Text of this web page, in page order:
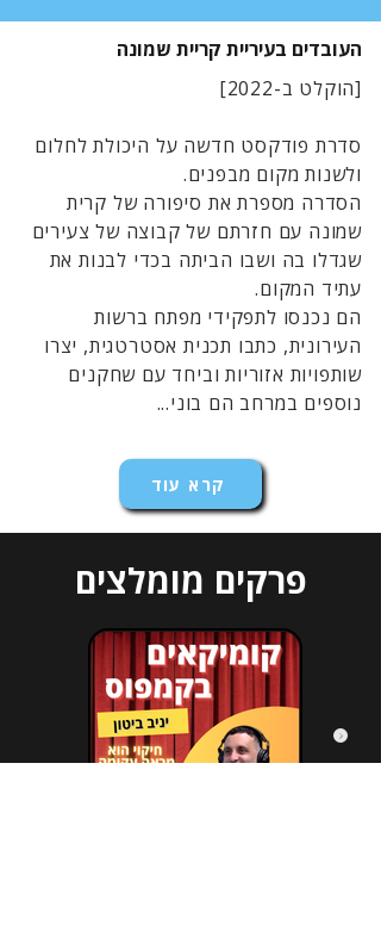
העובדים בעיריית קריית שמונה
[הוקלט ב-2022]
סדרת פודקסט חדשה על היכולת לחלום
ולשנות מקום מבפנים.
הסדרה מספרת את סיפורה של קרית
שמונה עם חזרתם של קבוצה של צעירים
שגדלו בה ושבו הביתה בכדי לבנות את
עתיד המקום.
הם נכנסו לתפקידי מפתח ברשות
העירונית, כתבו תכנית אסטרטגית, יצרו
שותפויות אזוריות וביחד עם שחקנים
נוספים במרחב הם בוני...
קרא עוד
פרקים מומלצים